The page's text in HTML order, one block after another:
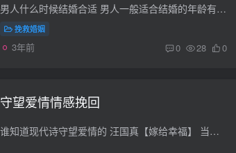
男人什么时候结婚合适 男人一般适合结婚的年龄有两个时间段： 第一个时间段是20~25岁，而且以25岁左右最好。这个时间段结婚的话，那么男孩子比女孩子大2岁到6岁是很正常的，而这个年龄段的男人...
挽救婚姻
3年前 0 28 0
守望爱情情感挽回
谁知道现代诗守望爱情的 汪国真【嫁给幸福】 当然大家都是在爱情中学习爱情的幸福 问度娘。 《守望爱情》主题曲歌词 爱的誓言(电视剧《守望爱情》主题曲)演唱:沙宝亮飞过梦的地平线你的笑脸像日...